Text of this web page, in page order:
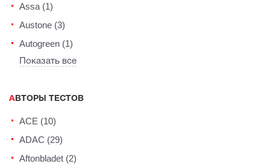
Assa (1)
Austone (3)
Autogreen (1)
Показать все
АВТОРЫ ТЕСТОВ
ACE (10)
ADAC (29)
Aftonbladet (2)